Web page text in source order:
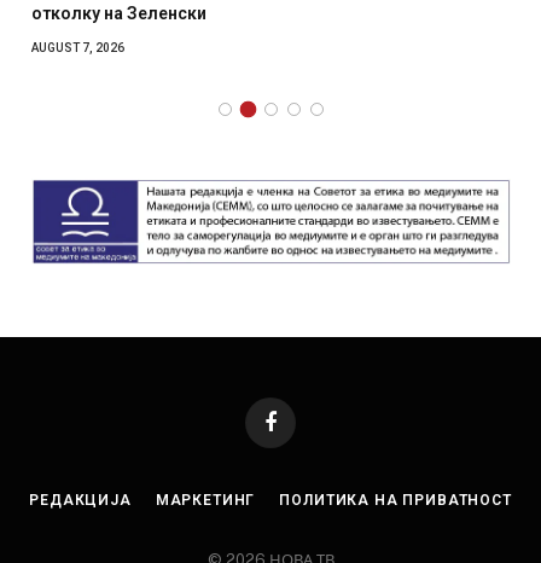
отколку на Зеленски
AUGUST 7, 2026
Facebook
РЕДАКЦИЈА МАРКЕТИНГ ПОЛИТИКА НА ПРИВАТНОСТ